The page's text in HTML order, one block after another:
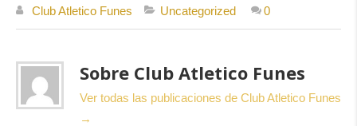
Club Atletico Funes Uncategorized 0
Sobre Club Atletico Funes
Ver todas las publicaciones de Club Atletico Funes
→